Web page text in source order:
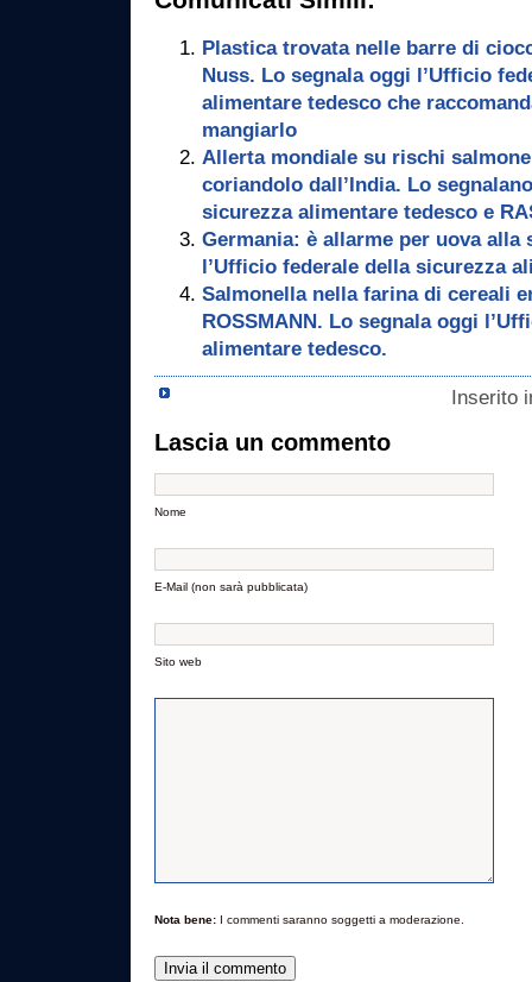
Plastica trovata nelle barre di
Nuss. Lo segnala oggi l’Ufficio
alimentare tedesco che
mangiarlo
Allerta mondiale su rischi
coriandolo dall’India. Lo
sicurezza alimentare tedesco e
Germania: è allarme per uova alla
l’Ufficio federale della sicurezza
Salmonella nella farina di cereali
ROSSMANN. Lo segnala oggi
alimentare tedesco.
Inserito
Lascia un commento
Nome
E-Mail (non sarà pubblicata)
Sito web
Nota bene: I commenti saranno soggetti a moderazione.